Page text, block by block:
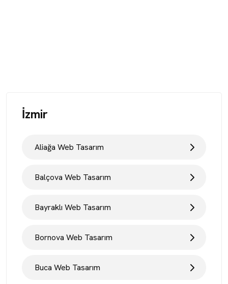
İzmir
Aliağa Web Tasarım
Balçova Web Tasarım
Bayraklı Web Tasarım
Bornova Web Tasarım
Buca Web Tasarım